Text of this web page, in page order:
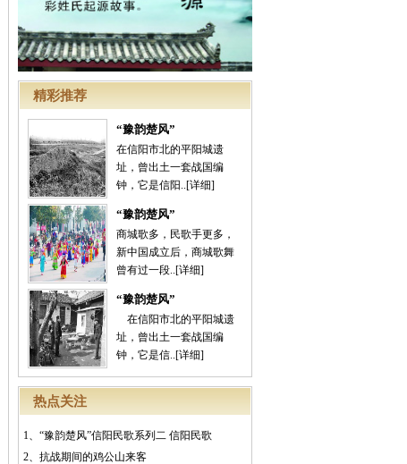
精彩推荐
“豫韵楚风”
在信阳市北的平阳城遗
址，曾出土一套战国编
钟，它是信阳..[详细]
“豫韵楚风”
商城歌多，民歌手更多，
新中国成立后，商城歌舞
曾有过一段..[详细]
“豫韵楚风”
在信阳市北的平阳城遗
址，曾出土一套战国编
钟，它是信..[详细]
热点关注
1、 “豫韵楚风”信阳民歌系列二 信阳民歌
2、 抗战期间的鸡公山来客